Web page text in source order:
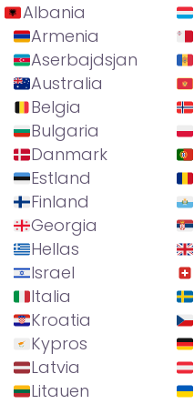
Albania
Armenia
Aserbajdsjan
Australia
Belgia
Bulgaria
Danmark
Estland
Finland
Georgia
Hellas
Israel
Italia
Kroatia
Kypros
Latvia
Litauen